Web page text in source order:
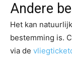
Andere
Het kan
bestemming is.
via de